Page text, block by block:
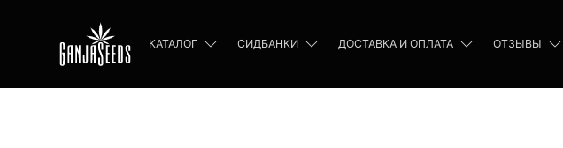
КАТАЛОГ СИДБАНКИ ДОСТАВКА И ОПЛАТА ОТЗЫВЫ